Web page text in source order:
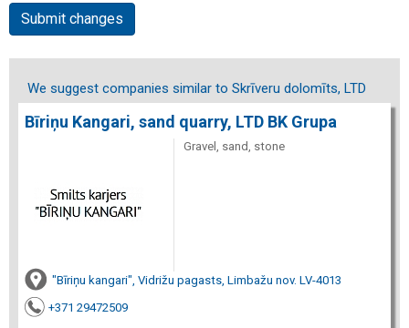
Submit changes
We suggest companies similar to Skrīveru dolomīts, LTD
Bīriņu Kangari, sand quarry, LTD BK Grupa
Gravel, sand, stone
"Bīriņu kangari", Vidrižu pagasts, Limbažu nov. LV-4013
+371 29472509